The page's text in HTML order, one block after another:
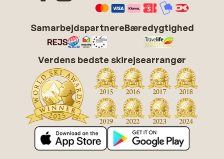
SamarbejdspartnereBæredygtighed
Verdens bedste skirejsearrangør